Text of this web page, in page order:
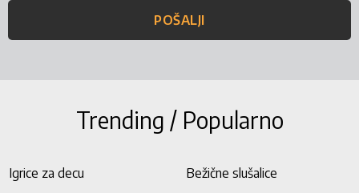
POŠALJI
Trending / Popularno
Igrice za decu
Bežične slušalice